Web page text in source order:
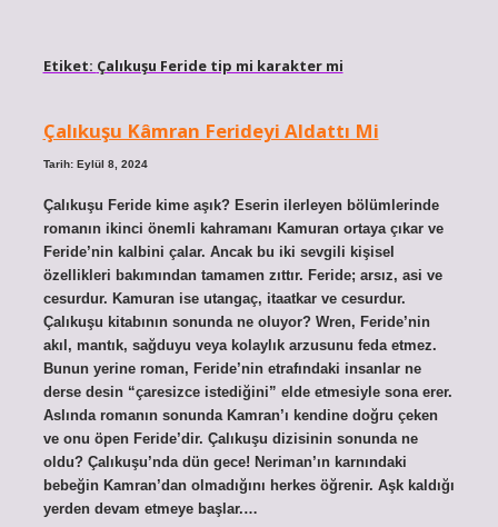
Etiket: Çalıkuşu Feride tip mi karakter mi
Çalıkuşu Kâmran Ferideyi Aldattı Mi
Tarih: Eylül 8, 2024
Çalıkuşu Feride kime aşık? Eserin ilerleyen bölümlerinde
romanın ikinci önemli kahramanı Kamuran ortaya çıkar ve
Feride’nin kalbini çalar. Ancak bu iki sevgili kişisel
özellikleri bakımından tamamen zıttır. Feride; arsız, asi ve
cesurdur. Kamuran ise utangaç, itaatkar ve cesurdur.
Çalıkuşu kitabının sonunda ne oluyor? Wren, Feride’nin
akıl, mantık, sağduyu veya kolaylık arzusunu feda etmez.
Bunun yerine roman, Feride’nin etrafındaki insanlar ne
derse desin “çaresizce istediğini” elde etmesiyle sona erer.
Aslında romanın sonunda Kamran’ı kendine doğru çeken
ve onu öpen Feride’dir. Çalıkuşu dizisinin sonunda ne
oldu? Çalıkuşu’nda dün gece! Neriman’ın karnındaki
bebeğin Kamran’dan olmadığını herkes öğrenir. Aşk kaldığı
yerden devam etmeye başlar.…